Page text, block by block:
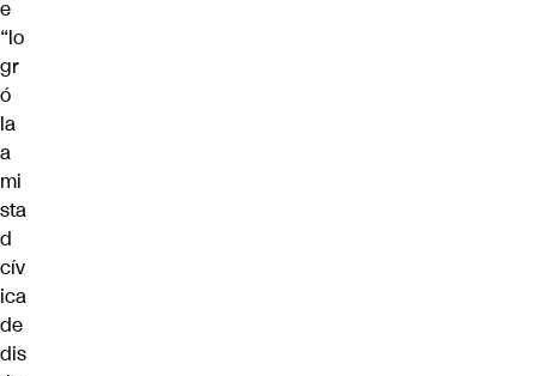
e
“lo
gr
ó
la
a
mi
sta
d
cív
ica
de
dis